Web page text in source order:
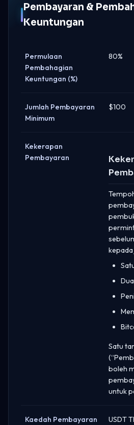
Pembayaran &
Keuntungan
Permulaan
Pembahagian
Keuntungan (%)
80%
Jumlah Pembayaran
Minimum
$100
Kekerapan
Pembayaran
Satu
boleh
untuk
Kaedah Pembayaran
USDT